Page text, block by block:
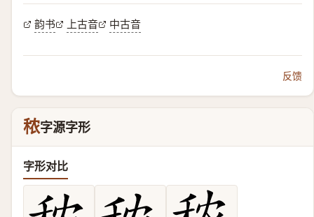
韵书 上古音 中古音
反馈
秾字源字形
字形对比